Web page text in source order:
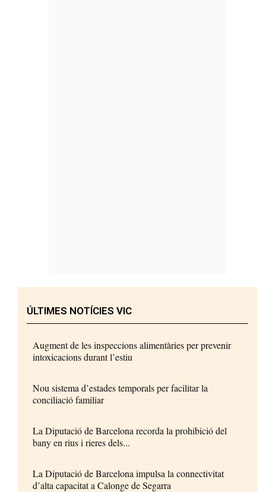
ÚLTIMES NOTÍCIES VIC
Augment de les inspeccions alimentàries per prevenir
intoxicacions durant l’estiu
Nou sistema d’estades temporals per facilitar la
conciliació familiar
La Diputació de Barcelona recorda la prohibició del
bany en rius i rieres dels...
La Diputació de Barcelona impulsa la connectivitat
d’alta capacitat a Calonge de Segarra